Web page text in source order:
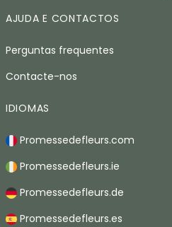
AJUDA E CONTACTOS
Perguntas frequentes
Contacte-nos
IDIOMAS
Promessedefleurs.com
Promessedefleurs.ie
Promessedefleurs.de
Promessedefleurs.es